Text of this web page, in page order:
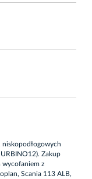
niskopodłogowych
Zakup
wycofaniem z
Scania 113 ALB,